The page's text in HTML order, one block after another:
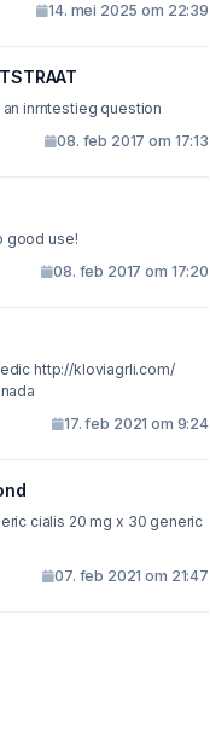
14. mei 2025 om 22:39
inrntestieg question
08. feb 2017 om 17:13
good use!
08. feb 2017 om 17:20
17. feb 2021 om 9:24
cialis 20 mg x 30 generic
07. feb 2021 om 21:47